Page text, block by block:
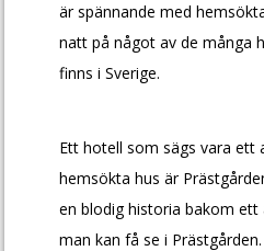
är spännande med
natt på något av de många
finns i Sverige.
Ett hotell som sägs vara ett
hemsökta hus är
en blodig historia bakom ett
man kan få se i